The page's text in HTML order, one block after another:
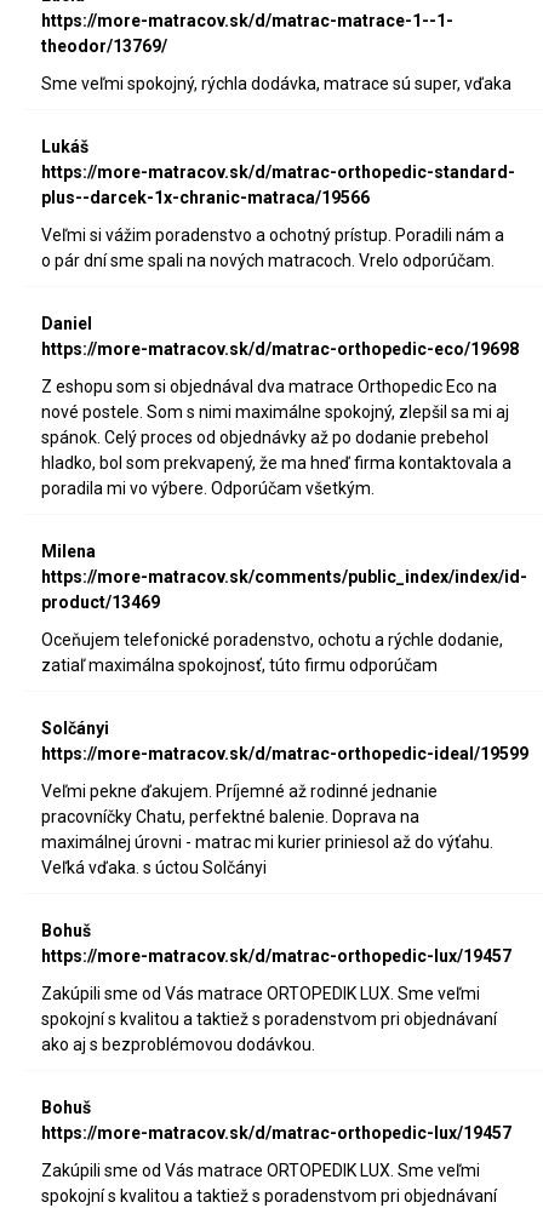
https://more-matracov.sk/d/matrac-matrace-1--1-
theodor/13769/
Sme veľmi spokojný, rýchla dodávka, matrace sú super, vďaka
Lukáš
https://more-matracov.sk/d/matrac-orthopedic-standard-
plus--darcek-1x-chranic-matraca/19566
Veľmi si vážim poradenstvo a ochotný prístup. Poradili nám a
o pár dní sme spali na nových matracoch. Vrelo odporúčam.
Daniel
https://more-matracov.sk/d/matrac-orthopedic-eco/19698
Z eshopu som si objednával dva matrace Orthopedic Eco na
nové postele. Som s nimi maximálne spokojný, zlepšil sa mi aj
spánok. Celý proces od objednávky až po dodanie prebehol
hladko, bol som prekvapený, že ma hneď firma kontaktovala a
poradila mi vo výbere. Odporúčam všetkým.
Milena
https://more-matracov.sk/comments/public_index/index/id-
product/13469
Oceňujem telefonické poradenstvo, ochotu a rýchle dodanie,
zatiaľ maximálna spokojnosť, túto firmu odporúčam
Solčányi
https://more-matracov.sk/d/matrac-orthopedic-ideal/19599
Veľmi pekne ďakujem. Príjemné až rodinné jednanie
pracovníčky Chatu, perfektné balenie. Doprava na
maximálnej úrovni - matrac mi kurier priniesol až do výťahu.
Veľká vďaka. s úctou Solčányi
Bohuš
https://more-matracov.sk/d/matrac-orthopedic-lux/19457
Zakúpili sme od Vás matrace ORTOPEDIK LUX. Sme veľmi
spokojní s kvalitou a taktiež s poradenstvom pri objednávaní
ako aj s bezproblémovou dodávkou.
Bohuš
https://more-matracov.sk/d/matrac-orthopedic-lux/19457
Zakúpili sme od Vás matrace ORTOPEDIK LUX. Sme veľmi
spokojní s kvalitou a taktiež s poradenstvom pri objednávaní